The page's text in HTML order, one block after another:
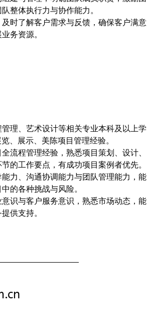
整体执行力与协作能力。
时了解客户需求与反馈，确保客户满意
务资源。
理、艺术设计等相关专业本科及以上学
、展示、美陈项目管理经验。
流程管理经验，熟悉项目策划、设计、
的工作要点，有成功项目案例者优先。
力、沟通协调能力与团队管理能力，能
的各种挑战与风险。
识与客户服务意识，熟悉市场动态，能
供支持。